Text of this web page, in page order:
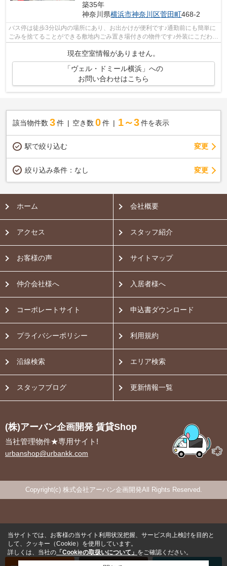
築35年
神奈川県横浜市神奈川区菅田町468-2
バス停は徒歩3分以内の場所にあり、お出かけが便利です♪通勤前にも簡単に
ごみを捨てることができる敷地内ごみ置き場付きの物件です♪外装にこだわっ
現在空室情報がありません。
「ヴェル・ドミール横浜」への
お問い合わせはこちら
該当物件数 3件 空き数 0 件 1～3 件を表示
駅で絞り込む 変更
絞り込み条件： なし 変更
ホーム 会社概要
アクセス スタッフ紹介
お客様の声 サイトマップ
仲介会社様へ 入居者様へ
コーポレートサイト 申込書ダウンロード
プライバシーポリシー 利用規約
沿線検索 エリア検索
スタッフブログ 更新情報一覧
(株)アーバン企画開発 賃貸Shop
当社管理物件★専用サイト!
urbanshop@urbankk.com
Copyright(c) 株式会社アーバン企画開発All Rights Reserved.
当サイトでは、お客様の当サイト利用状況把握、サービス向上検討を目的と
して、クッキー（Cookie）を使用しています。
詳しくは、当社の 「Cookieの取扱いについて」 をご確認ください。